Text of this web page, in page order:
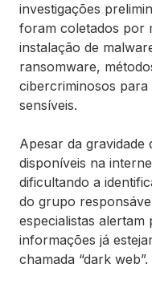
investigações
foram coletados por
instalação de
ransomware,
cibercriminosos
sensíveis.
Apesar da gravidade
disponíveis na
dificultando a
do grupo
especialistas alertam
informações já
chamada “dark web”.